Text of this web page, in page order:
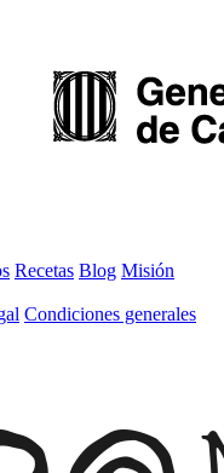
Recetas Blog Misión
Condiciones generales